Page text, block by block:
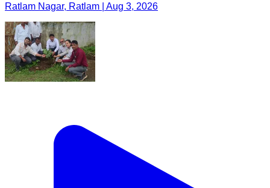
Ratlam Nagar, Ratlam | Aug 3, 2026